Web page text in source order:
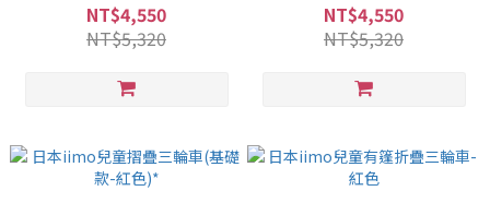
NT$4,550
NT$5,320
NT$4,550
NT$5,320